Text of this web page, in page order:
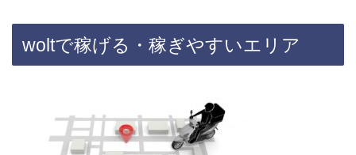
woltで稼げる・稼ぎやすいエリア